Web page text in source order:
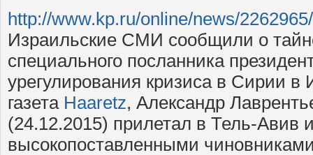
http://www.kp.ru/online/news/2262965/
Израильские СМИ сообщили о
специального посланника
урегулирования кризиса в Сирии в
газета Haaretz, Александр
(24.12.2015) прилетал в Тель-Авив
высокопоставленными